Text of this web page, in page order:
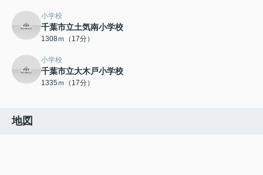
小学校
千葉市立土気南小学校
1308ｍ（17分）
小学校
千葉市立大木戸小学校
1335ｍ（17分）
地図